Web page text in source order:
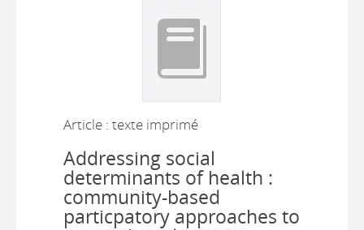
Article : texte imprimé
Addressing social
determinants of health :
community-based
particpatory approaches to